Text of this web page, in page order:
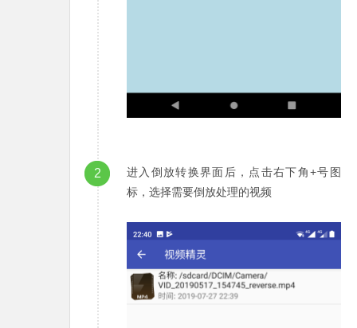
2
进入倒放转换界面后，点击右下角+号图
标，选择需要倒放处理的视频